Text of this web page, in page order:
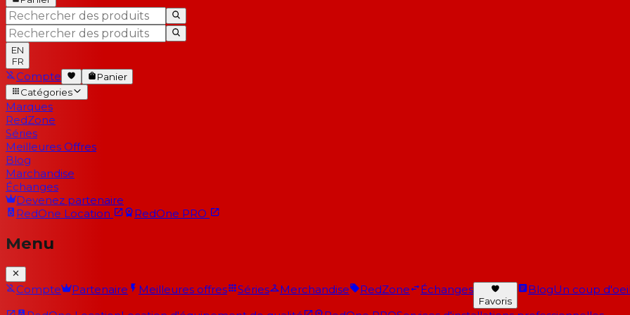
EN
FR
Compte
Panier
Catégories
Marques
RedZone
Séries
Meilleures Offres
Blog
Marchandise
Échanges
Devenez partenaire
RedOne Location RedOne PRO
Menu
Compte Partenaire Meilleures offres Séries Merchandise RedZone Échanges
Favoris
BlogUn coup